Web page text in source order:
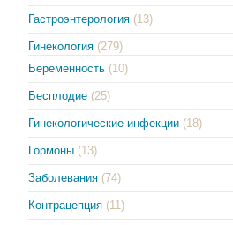
Гастроэнтерология (13)
Гинекология (279)
Беременность (10)
Бесплодие (25)
Гинекологические инфекции (18)
Гормоны (13)
Заболевания (74)
Контрацепция (11)